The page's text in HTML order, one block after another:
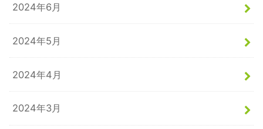
2024年6月
2024年5月
2024年4月
2024年3月